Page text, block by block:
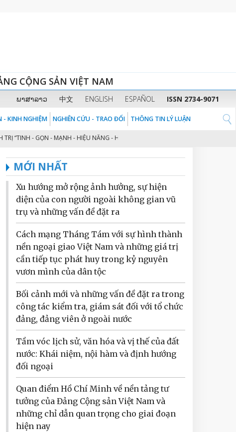
CỘNG SẢN VIỆT NAM
ພາສາລາວ 中文 ENGLISH ESPAÑOL ISSN 2734-9071
- KINH NGHIỆM NGHIÊN CỨU - TRAO ĐỔI THÔNG TIN LÝ LUẬN
- GỌN - MẠNH - HIỆU NĂNG - HIỆU LỰC - HIỆU QUẢ” THEO TINH THẦN ĐỊNH
MỚI NHẤT
Xu hướng mở rộng ảnh hưởng, sự hiện
diện của con người ngoài không gian vũ
trụ và những vấn đề đặt ra
Cách mạng Tháng Tám với sự hình thành
nền ngoại giao Việt Nam và những giá trị
cần tiếp tục phát huy trong kỷ nguyên
vươn mình của dân tộc
Bối cảnh mới và những vấn đề đặt ra trong
công tác kiểm tra, giám sát đối với tổ chức
đảng, đảng viên ở ngoài nước
Tầm vóc lịch sử, văn hóa và vị thế của đất
nước: Khái niệm, nội hàm và định hướng
đối ngoại
Quan điểm Hồ Chí Minh về nền tảng tư
tưởng của Đảng Cộng sản Việt Nam và
những chỉ dẫn quan trọng cho giai đoạn
hiện nay